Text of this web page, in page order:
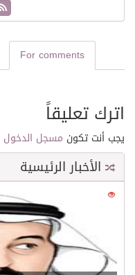
For comments
اترك تعليقاً
يجب أنت تكون مسجل الدخول
الأخبار الرئيسية
21641